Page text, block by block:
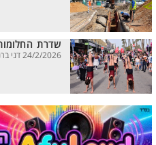
שדרת
24/2/2026 דני ברנר